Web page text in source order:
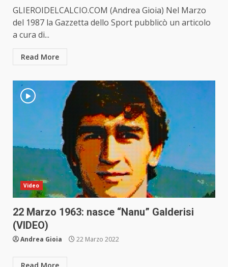
GLIEROIDELCALCIO.COM (Andrea Gioia) Nel Marzo
del 1987 la Gazzetta dello Sport pubblicò un articolo
a cura di...
Read More
Video
22 Marzo 1963: nasce “Nanu” Galderisi
(VIDEO)
Andrea Gioia 22 Marzo 2022